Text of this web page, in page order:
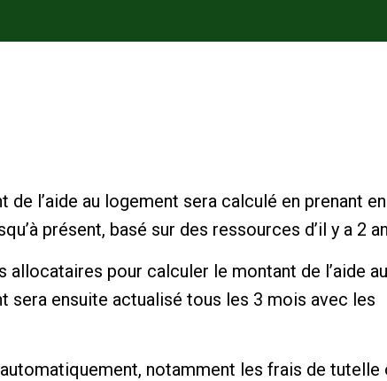
l’aide au logement sera calculé en prenant en
présent, basé sur des ressources d’il y a 2
pour calculer le montant de l’aide au
sera ensuite actualisé tous les 3 mois avec les
notamment les frais de tutelle